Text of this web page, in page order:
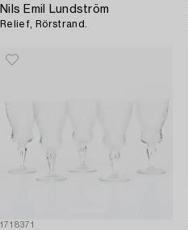
Nils Emil Lundström
Relief, Rörstrand.
1718371